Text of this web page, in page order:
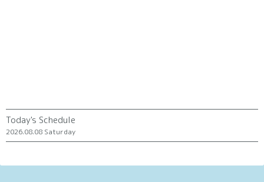
Today's Schedule
2026.08.08 Saturday